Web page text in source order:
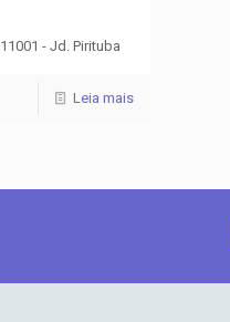
- Jd. Pirituba
Leia mais